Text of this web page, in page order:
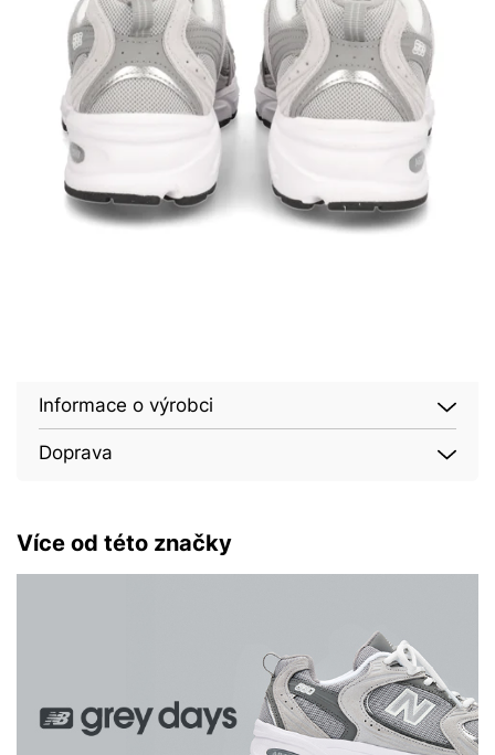
Informace o výrobci
Doprava
Více od této značky